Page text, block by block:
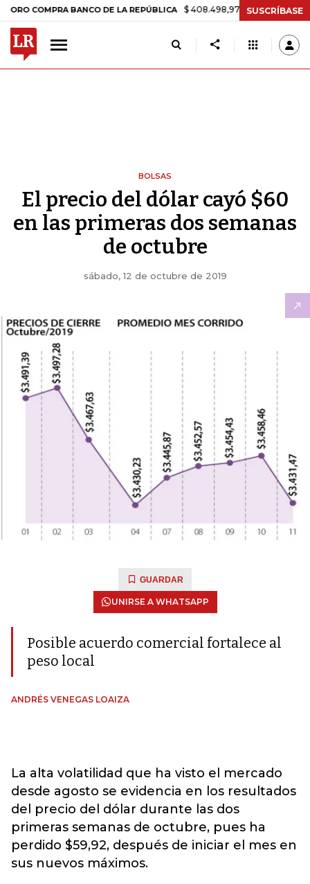
BANCO DE LA REPÚBLICA $ 408.498,97 +$ 8.753,81 +2,19%
SUSCRÍBASE
BOLSAS
El precio del dólar cayó $60
en las primeras dos semanas
de octubre
sábado, 12 de octubre de 2019
GUARDAR
UNIRSE A WHATSAPP
Posible acuerdo comercial fortalece al
peso local
ANDRÉS VENEGAS LOAIZA
La alta volatilidad que ha visto el mercado
desde agosto se evidencia en los resultados
del precio del dólar durante las dos
primeras semanas de octubre, pues ha
perdido $59,92, después de iniciar el mes en
sus nuevos máximos.